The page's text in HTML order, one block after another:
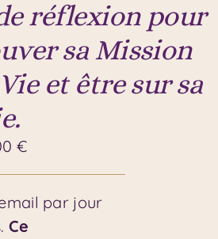
réflexion pour
sa Mission
et être sur sa
€
par jour
Ce